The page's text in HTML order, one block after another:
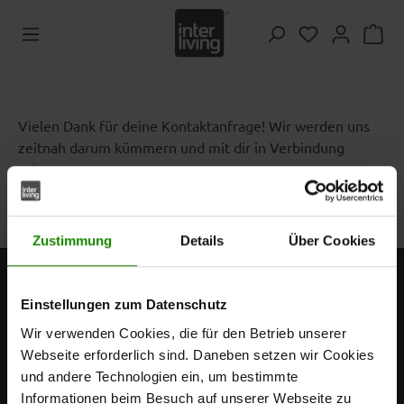
Zustimmung Details Über Cookies
Einstellungen zum Datenschutz
Wir verwenden Cookies, die für den Betrieb unserer
Webseite erforderlich sind. Daneben setzen wir Cookies
und andere Technologien ein, um bestimmte
Informationen beim Besuch auf unserer Webseite zu
Zum Hauptinhalt springen
Du hast 0
Vielen Dank für deine Kontaktanfrage! Wir werden uns
zeitnah darum kümmern und mit dir in Verbindung
setzen.